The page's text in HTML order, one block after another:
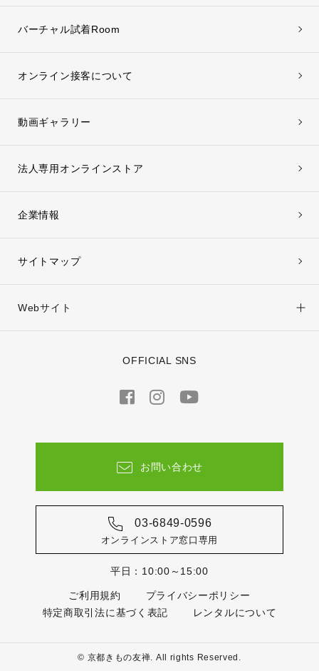
バーチャル試着Room
オンライン接客について
動画ギャラリー
法人専用オンラインストア
企業情報
サイトマップ
Webサイト
OFFICIAL SNS
お問い合わせ
03-6849-0596
オンラインストア窓口専用
平日：10:00～15:00
ご利用規約
プライバシーポリシー
特定商取引法に基づく表記
レンタルについて
© 京都きもの友禅. All rights Reserved.